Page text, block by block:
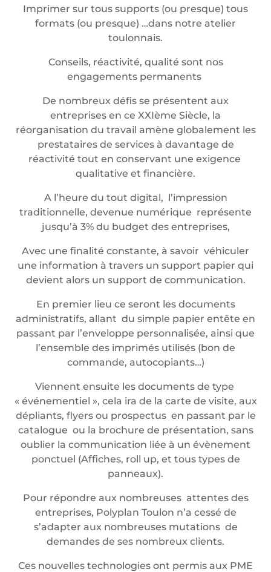
Imprimer sur tous supports (ou presque) tous
formats (ou presque) …dans notre atelier
toulonnais.
Conseils, réactivité, qualité sont nos
engagements permanents
De nombreux défis se présentent aux
entreprises en ce XXIème Siècle, la
réorganisation du travail amène globalement les
prestataires de services à davantage de
réactivité tout en conservant une exigence
qualitative et financière.
A l’heure du tout digital, l’impression
traditionnelle, devenue numérique représente
jusqu’à 3% du budget des entreprises,
Avec une finalité constante, à savoir véhiculer
une information à travers un support papier qui
devient alors un support de communication.
En premier lieu ce seront les documents
administratifs, allant du simple papier entête en
passant par l’enveloppe personnalisée, ainsi que
l’ensemble des imprimés utilisés (bon de
commande, autocopiants…)
Viennent ensuite les documents de type
« événementiel », cela ira de la carte de visite, aux
dépliants, flyers ou prospectus en passant par le
catalogue ou la brochure de présentation, sans
oublier la communication liée à un évènement
ponctuel (Affiches, roll up, et tous types de
panneaux).
Pour répondre aux nombreuses attentes des
entreprises, Polyplan Toulon n’a cessé de
s’adapter aux nombreuses mutations de
demandes de ses nombreux clients.
Ces nouvelles technologies ont permis aux PME